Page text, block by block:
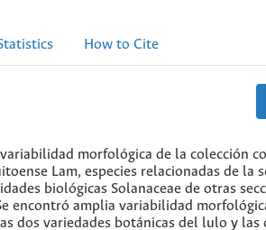
How to Cite
morfológica de la colección
Lam, especies relacionadas de la
biológicas Solanaceae de otras
encontró amplia variabilidad
dos variedades botánicas del lulo y las